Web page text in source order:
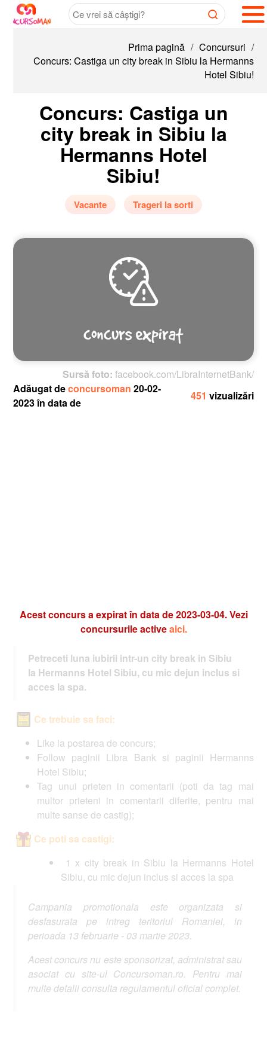
Prima pagină / Concursuri /
Concurs: Castiga un city break in Sibiu la Hermanns
Hotel Sibiu!
Concurs: Castiga un
city break in Sibiu la
Hermanns Hotel
Sibiu!
Vacante Trageri la sorti
Sursă foto:facebook.com/LibraInternetBank/
Adăugat deconcursoman20-02-
2023 în data de
451vizualizări
Acest concurs a expirat în data de 2023-03-04. Vezi
concursurile activeaici.
Petreceti luna iubirii intr-un city break in Sibiu
la Hermanns Hotel Sibiu, cu mic dejun inclus si
acces la spa.
Ce trebuie sa faci:
Like la postarea de concurs;
Follow paginii Libra Bank si paginii Hermanns
Hotel Sibiu;
Tag unui prieten in comentarii (poti da tag mai
multor prieteni in comentarii diferite, pentru mai
multe sanse de castig);
Ce poti sa castigi:
1 x city break in Sibiu la Hermanns Hotel
Sibiu, cu mic dejun inclus si acces la spa
Campania promotionala este organizata si
desfasurata pe intreg teritoriul Romaniei, in
perioada 13 februarie - 03 martie 2023.
Acest concurs nu este sponsorizat, administrat sau
asociat cu site-ul Concursoman.ro. Pentru mai
multe detalii consulta regulamentul oficial complet.